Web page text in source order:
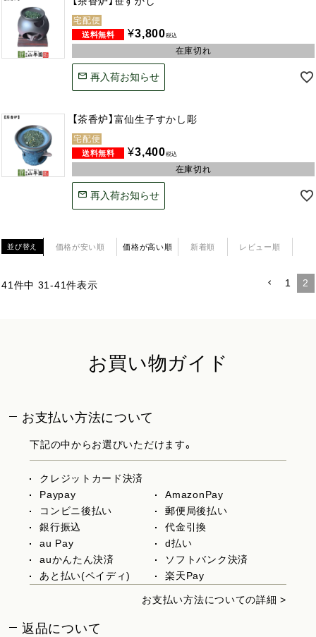
宅配便
¥3,800税込
在庫切れ
再入荷お知らせ
【茶香炉】富仙生子すかし彫
宅配便
¥3,400税込
在庫切れ
再入荷お知らせ
並び替え 価格が安い順 価格が高い順 新着順 レビュー順
41 件中 31-41件表示 1 2
お買い物ガイド
お支払い方法について
下記の中からお選びいただけます。
クレジットカード決済
Paypay
AmazonPay
コンビニ後払い
郵便局後払い
銀行振込
代金引換
au Pay
d払い
auかんたん決済
ソフトバンク決済
あと払い(ペイディ)
楽天Pay
お支払い方法についての詳細 >
返品について